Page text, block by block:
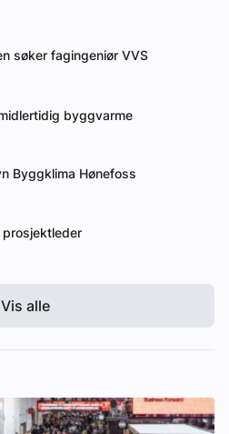
søker fagingeniør VVS
byggvarme
Byggklima Hønefoss
prosjektleder
Vis alle